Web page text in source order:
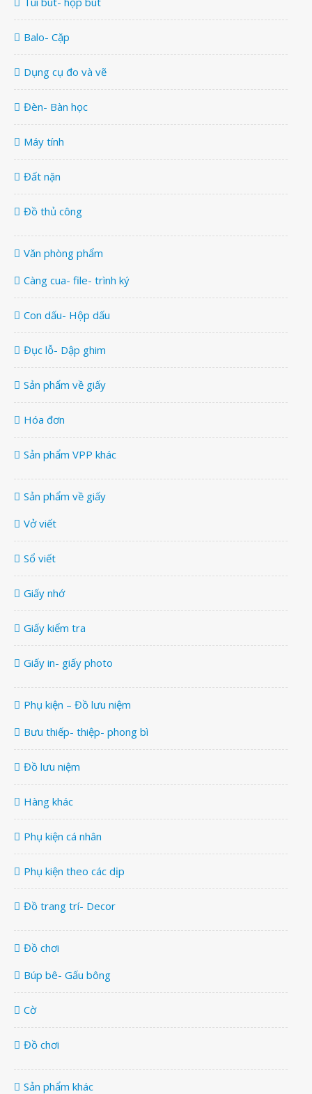
Balo- Cặp
Dụng cụ đo và vẽ
Đèn- Bàn học
Máy tính
Đất nặn
Đồ thủ công
Văn phòng phẩm
Càng cua- file- trình ký
Con dấu- Hộp dấu
Đục lỗ- Dập ghim
Sản phẩm về giấy
Hóa đơn
Sản phẩm VPP khác
Sản phẩm về giấy
Vở viết
Sổ viết
Giấy nhớ
Giấy kiểm tra
Giấy in- giấy photo
Phụ kiện – Đồ lưu niệm
Bưu thiếp- thiệp- phong bì
Đồ lưu niệm
Hàng khác
Phụ kiện cá nhân
Phụ kiện theo các dịp
Đồ trang trí- Decor
Đồ chơi
Búp bê- Gấu bông
Cờ
Đồ chơi
Sản phẩm khác